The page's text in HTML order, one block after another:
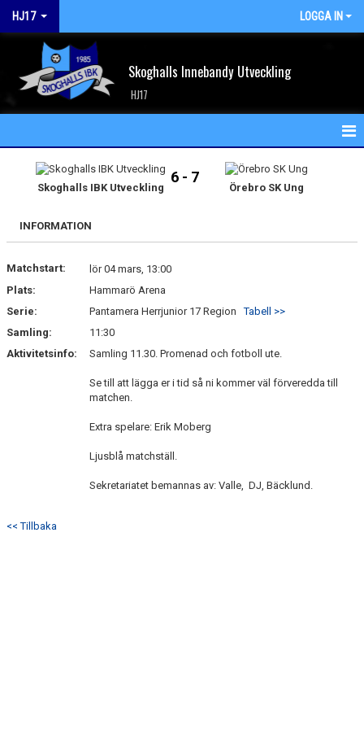
HJ17 LOGGA IN
Skoghalls Innebandy Utveckling
HJ17
KALENDER
MATCHER
BILDGALLERI
Skoghalls IBK Utveckling
6 - 7
Örebro SK Ung
INFORMATION
Matchstart:
lör 04 mars, 13:00
Plats:
Hammarö Arena
Serie:
Pantamera Herrjunior 17 RegionTabell >>
Samling:
11:30
Aktivitetsinfo:
Samling 11.30. Promenad och fotboll ute.
Se till att lägga er i tid så ni kommer väl förveredda till
matchen.
Extra spelare: Erik Moberg
Ljusblå matchställ.
Sekretariatet bemannas av: Valle, DJ, Bäcklund.
<< Tillbaka